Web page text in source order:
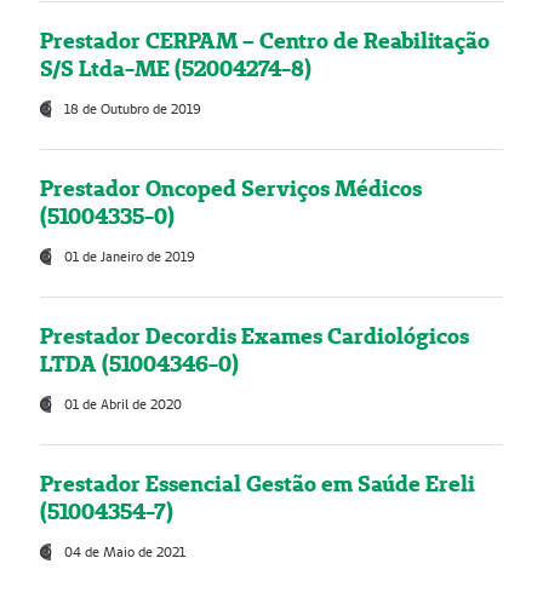
Prestador CERPAM – Centro de Reabilitação
S/S Ltda-ME (52004274-8)
18 de Outubro de 2019
Prestador Oncoped Serviços Médicos
(51004335-0)
01 de Janeiro de 2019
Prestador Decordis Exames Cardiológicos
LTDA (51004346-0)
01 de Abril de 2020
Prestador Essencial Gestão em Saúde Ereli
(51004354-7)
04 de Maio de 2021